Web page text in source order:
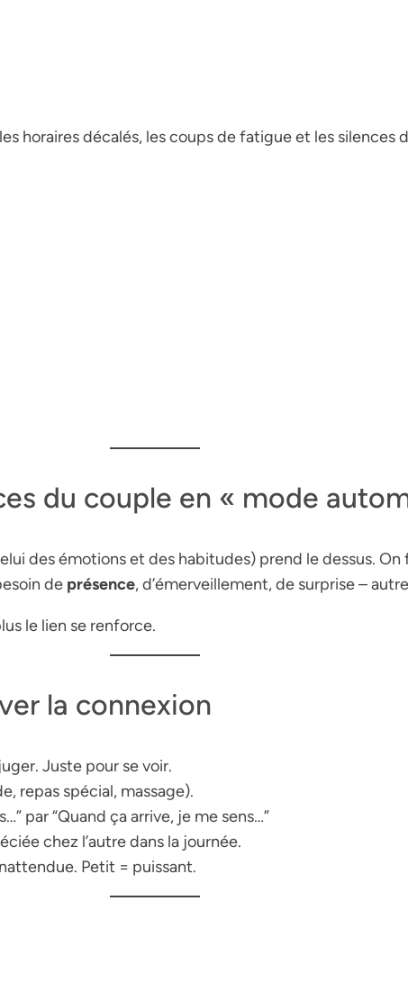
horaires décalés, les coups de fatigue et les silences
du couple en « mode
des émotions et des habitudes) prend le dessus.
de présence, d’émerveillement, de surprise –
le lien se renforce.
la connexion
Juste pour sevoir.
repas spécial, massage).
par “Quand ça arrive, je me sens…”
chez l’autre dans la journée.
Petit = puissant.